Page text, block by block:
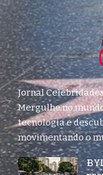
Jornal
Mergulhe no
tecnologia e
movimentando o